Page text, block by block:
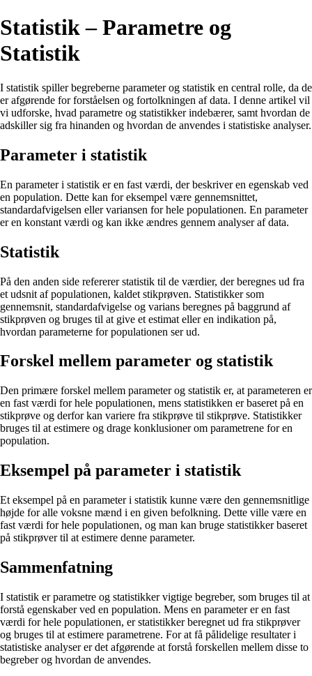
Statistik – Parametre og
Statistik
I statistik spiller begreberne parameter og statistik en central rolle, da de
er afgørende for forståelsen og fortolkningen af data. I denne artikel vil
vi udforske, hvad parametre og statistikker indebærer, samt hvordan de
adskiller sig fra hinanden og hvordan de anvendes i statistiske analyser.
Parameter i statistik
En parameter i statistik er en fast værdi, der beskriver en egenskab ved
en population. Dette kan for eksempel være gennemsnittet,
standardafvigelsen eller variansen for hele populationen. En parameter
er en konstant værdi og kan ikke ændres gennem analyser af data.
Statistik
På den anden side refererer statistik til de værdier, der beregnes ud fra
et udsnit af populationen, kaldet stikprøven. Statistikker som
gennemsnit, standardafvigelse og varians beregnes på baggrund af
stikprøven og bruges til at give et estimat eller en indikation på,
hvordan parameterne for populationen ser ud.
Forskel mellem parameter og statistik
Den primære forskel mellem parameter og statistik er, at parameteren er
en fast værdi for hele populationen, mens statistikken er baseret på en
stikprøve og derfor kan variere fra stikprøve til stikprøve. Statistikker
bruges til at estimere og drage konklusioner om parametrene for en
population.
Eksempel på parameter i statistik
Et eksempel på en parameter i statistik kunne være den gennemsnitlige
højde for alle voksne mænd i en given befolkning. Dette ville være en
fast værdi for hele populationen, og man kan bruge statistikker baseret
på stikprøver til at estimere denne parameter.
Sammenfatning
I statistik er parametre og statistikker vigtige begreber, som bruges til at
forstå egenskaber ved en population. Mens en parameter er en fast
værdi for hele populationen, er statistikker beregnet ud fra stikprøver
og bruges til at estimere parametrene. For at få pålidelige resultater i
statistiske analyser er det afgørende at forstå forskellen mellem disse to
begreber og hvordan de anvendes.